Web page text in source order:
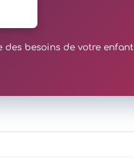
des besoins de votre enfant